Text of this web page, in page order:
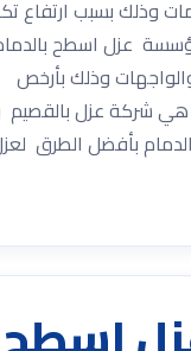
وذلك بسبب ارتفاع
عزل اسطح
وذلك بأرخص
هي شركة عزل
بأفضل الطرق